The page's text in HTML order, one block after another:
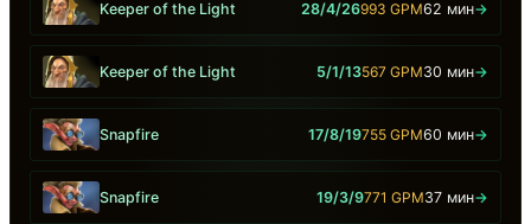
Keeper of the Light 28/4/26993 GPM62 мин→
Keeper of the Light 5/1/13567 GPM30 мин→
Snapfire 17/8/19755 GPM60 мин→
Snapfire 19/3/9771 GPM37 мин→